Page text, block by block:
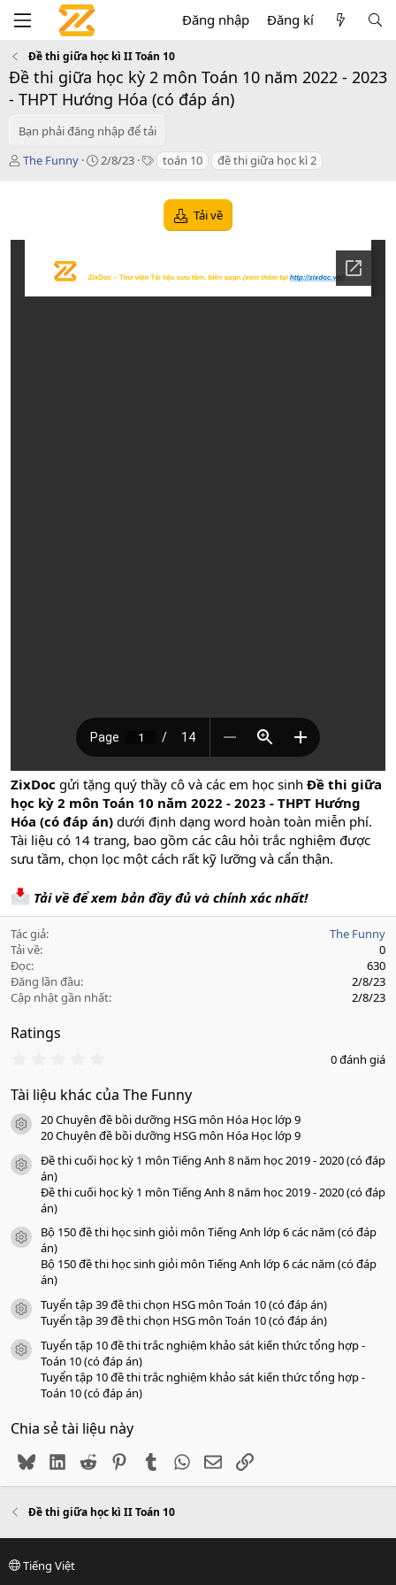
Đăng nhập Đăng kí
Đề thi giữa học kì II Toán 10
Đề thi giữa học kỳ 2 môn Toán 10 năm 2022 - 2023
- THPT Hướng Hóa (có đáp án)
Bạn phải đăng nhập để tải
T
ả
The Funny
C
2/8/23
T toán 10 đề thi giữa học kì 2
Tải về
ZixDoc gửi tặng quý thầy cô và các em học sinh Đề thi giữa
học kỳ 2 môn Toán 10 năm 2022 - 2023 - THPT Hướng
Hóa (có đáp án) dưới định dạng word hoàn toàn miễn phí.
Tài liệu có 14 trang, bao gồm các câu hỏi trắc nghiệm được
sưu tầm, chọn lọc một cách rất kỹ lưỡng và cẩn thận.
Tải về để xem bản đầy đủ và chính xác nhất!
Tác giả
The Funny
Tải về
0
Đọc
630
Đăng lần đầu
2/8/23
Cập nhật gần nhất
2/8/23
Ratings
0
0
s
a
o
0 đánh giá
Tài liệu khác của The Funny
icon tài liệu
20 Chuyên đề bồi dưỡng HSG môn Hóa Học lớp 9
20 Chuyên đề bồi dưỡng HSG môn Hóa Học lớp 9
icon tài liệu
Đề thi cuối học kỳ 1 môn Tiếng Anh 8 năm học 2019 - 2020 (có đáp
án)
Đề thi cuối học kỳ 1 môn Tiếng Anh 8 năm học 2019 - 2020 (có đáp
án)
icon tài liệu
Bộ 150 đề thi học sinh giỏi môn Tiếng Anh lớp 6 các năm (có đáp
án)
Bộ 150 đề thi học sinh giỏi môn Tiếng Anh lớp 6 các năm (có đáp
án)
icon tài liệu
Tuyển tập 39 đề thi chọn HSG môn Toán 10 (có đáp án)
Tuyển tập 39 đề thi chọn HSG môn Toán 10 (có đáp án)
icon tài liệu
Tuyển tập 10 đề thi trắc nghiệm khảo sát kiến thức tổng hợp -
Toán 10 (có đáp án)
Tuyển tập 10 đề thi trắc nghiệm khảo sát kiến thức tổng hợp -
Toán 10 (có đáp án)
Chia sẻ tài liệu này
BlueskyLinkedIn
Reddit PinterestTumblr WhatsApp
EmailLink
Đề thi giữa học kì II Toán 10
Tiếng Việt